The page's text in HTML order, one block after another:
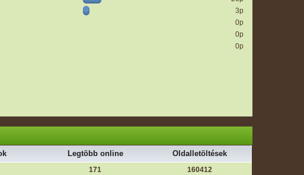
3p
0p
0p
0p
Legtöbb online Oldalletöltések
171
160412